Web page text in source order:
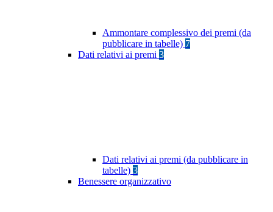
Ammontare complessivo dei premi (da
pubblicare in tabelle) 7
Dati relativi ai premi 3
Dati relativi ai premi (da pubblicare in
tabelle) 3
Benessere organizzativo